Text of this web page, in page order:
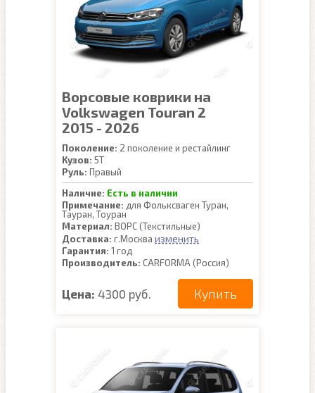
Ворсовые коврики на
Volkswagen Touran 2
2015 - 2026
Поколение: 2 поколение и рестайлинг
Кузов: 5T
Руль: Правый
Наличие: Есть в наличии
Примечание: для Фольксваген Туран,
Тауран, Тоуран
Материал: ВОРС (Текстильные)
Доставка: г.Москва изменить
Гарантия: 1 год
Производитель: CARFORMA (Россия)
Цена: 4300 руб. Купить